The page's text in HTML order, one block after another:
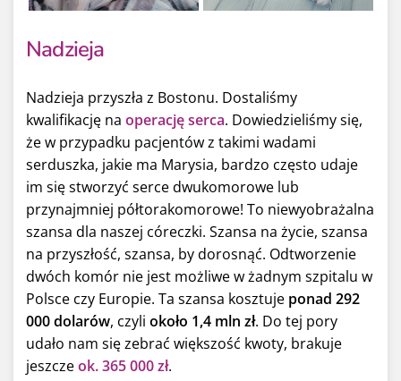
Nadzieja
Nadzieja przyszła z Bostonu. Dostaliśmy
kwalifikację na operację serca. Dowiedzieliśmy się,
że w przypadku pacjentów z takimi wadami
serduszka, jakie ma Marysia, bardzo często udaje
im się stworzyć serce dwukomorowe lub
przynajmniej półtorakomorowe! To niewyobrażalna
szansa dla naszej córeczki. Szansa na życie, szansa
na przyszłość, szansa, by dorosnąć. Odtworzenie
dwóch komór nie jest możliwe w żadnym szpitalu w
Polsce czy Europie. Ta szansa kosztuje ponad 292
000 dolarów, czyli około 1,4 mln zł. Do tej pory
udało nam się zebrać większość kwoty, brakuje
jeszczeok. 365 000 zł.